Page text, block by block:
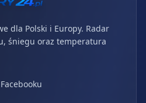
dla Polski i Europy. Radar
śniegu oraz temperatura